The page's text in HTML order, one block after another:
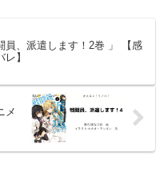
員、派遣します！2巻 」 【感
】
メ